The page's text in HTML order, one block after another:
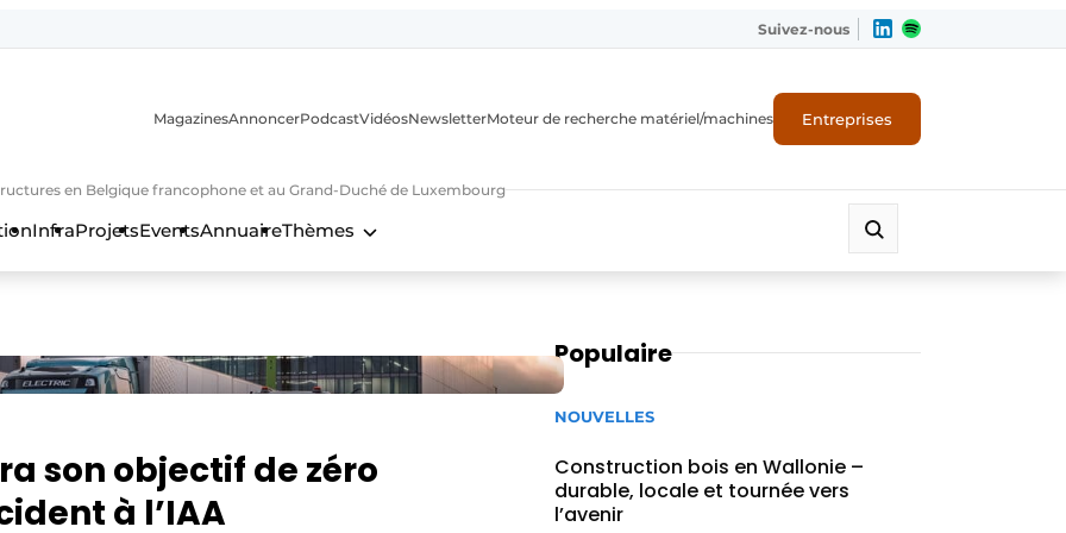
Suivez-nous
en Belgique francophone et au Grand-Duché de Luxembourg
MagazinesAnnoncerPodcastVidéosNewsletterMoteur de recherche matériel/machines Entreprises
InfraProjetsEventsAnnuaireThèmes
son objectif de zéro
à l’IAA
Populaire
NOUVELLES
Construction bois en Wallonie –
durable, locale et tournée vers
l’avenir